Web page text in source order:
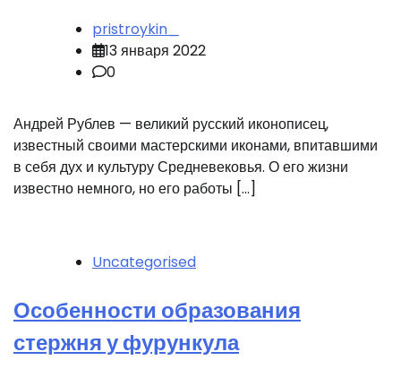
pristroykin_
13 января 2022
0
Андрей Рублев — великий русский иконописец,
известный своими мастерскими иконами, впитавшими
в себя дух и культуру Средневековья. О его жизни
известно немного, но его работы […]
Uncategorised
Особенности образования
стержня у фурункула